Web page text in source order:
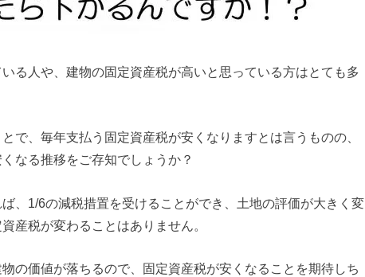
る人や、建物の固定資産税が高いと思っている方はとても多
で、毎年支払う固定資産税が安くなりますとは言うものの、
なる推移をご存知でしょうか？
、1/6の減税措置を受けることができ、土地の評価が大きく変
産税が変わることはありません。
の価値が落ちるので、固定資産税が安くなることを期待しち